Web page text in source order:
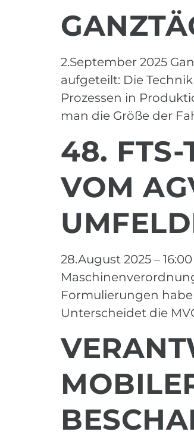
2.September 2025
aufgeteilt: Die
Prozessen in
man die Größe der
48. FTS-
VOM
28.August 2025 –
Formulierungen
Unterscheidet die